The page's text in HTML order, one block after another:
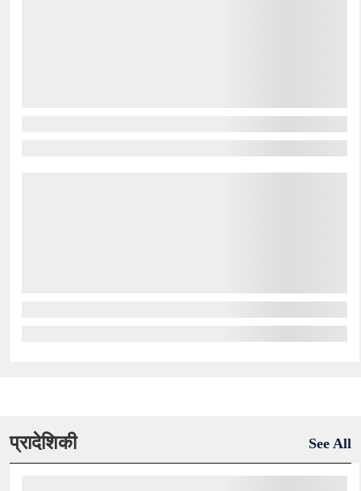
प्रादेशिकी See All